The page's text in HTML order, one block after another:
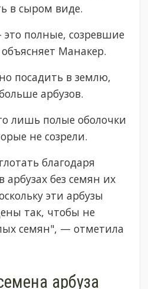
в сыром виде.
полные, созревшие
Манакер.
посадить в землю,
арбузов.
лишь полые оболочки
не созрели.
благодаря
без семян их
эти арбузы
так, чтобы не
семян", — отметила
арбуза